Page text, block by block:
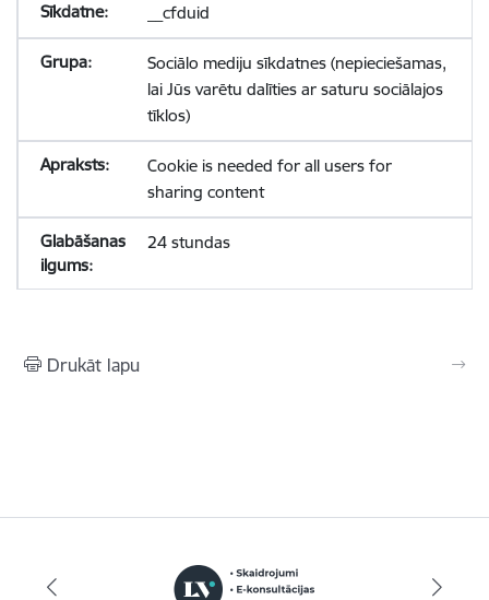
__cfduid
Sociālo mediju sīkdatnes (nepieciešamas,
lai Jūs varētu dalīties ar saturu sociālajos
tīklos)
Cookie is needed for all users for
sharing content
24 stundas
Drukāt lapu